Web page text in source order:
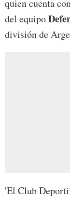
quien cuenta
del equipo
división de
'El Club